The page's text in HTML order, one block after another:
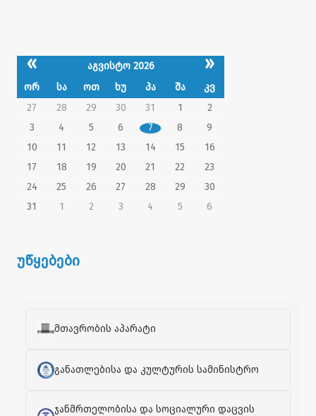
« აგვისტო 2026 »
ორ სა ოთ ხუ პა შა
კვ
27
28 29 30 31 1
2
3
4 5 6 7 8
9
10
11 12 13 14 15
16
17
18 19 20 21 22
23
24
25 26 27 28 29
30
31
1 2 3 4 5 6
უწყებები
მთავრობის აპარატი
განათლებისა და კულტურის სამინისტრო
ჯანმრთელობისა და სოციალური დაცვის